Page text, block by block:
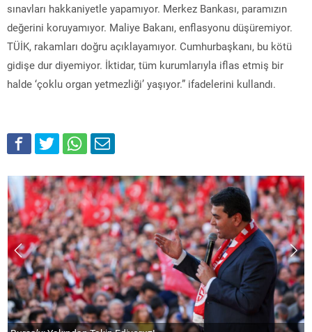
sınavları hakkaniyetle yapamıyor. Merkez Bankası, paramızın
değerini koruyamıyor. Maliye Bakanı, enflasyonu düşüremiyor.
TÜİK, rakamları doğru açıklayamıyor. Cumhurbaşkanı, bu kötü
gidişe dur diyemiyor. İktidar, tüm kurumlarıyla iflas etmiş bir
halde ‘çoklu organ yetmezliği’ yaşıyor.” ifadelerini kullandı.